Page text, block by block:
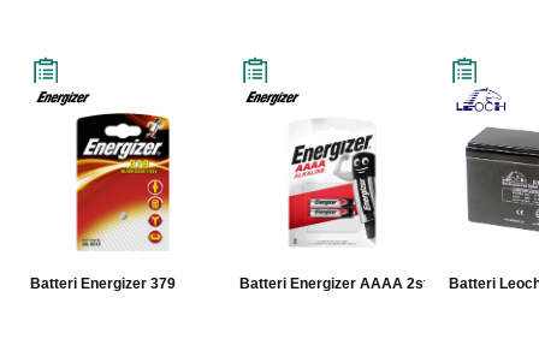
Batteri Energizer 379 Batteri Energizer AAAA 2st Batteri